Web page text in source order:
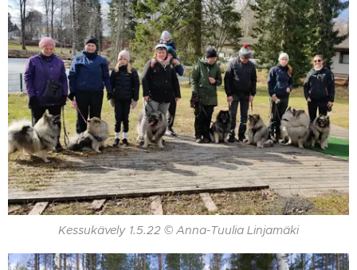
Kessukävely 1.5.22 © Anna-Tuulia Linjamäki